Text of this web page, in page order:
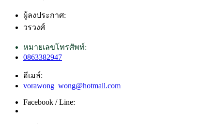
ผู้ลงประกาศ:
วรวงศ์
หมายเลขโทรศัพท์:
0863382947
อีเมล์:
vorawong_wong@hotmail.com
Facebook / Line: